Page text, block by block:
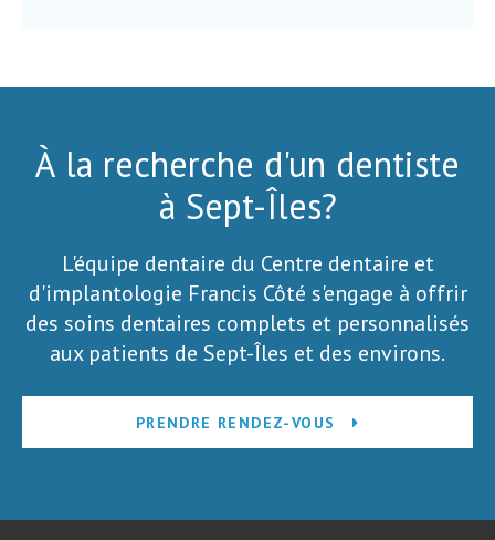
À la recherche d'un dentiste
à Sept-Îles?
L'équipe dentaire du Centre dentaire et
d'implantologie Francis Côté s'engage à offrir
des soins dentaires complets et personnalisés
aux patients de Sept-Îles et des environs.
PRENDRE RENDEZ-VOUS